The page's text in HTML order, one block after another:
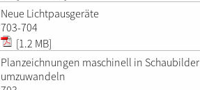
Neue Lichtpausgeräte
703-704
[1.2 MB]
Planzeichnungen maschinell in Schaubilder
umzuwandeln